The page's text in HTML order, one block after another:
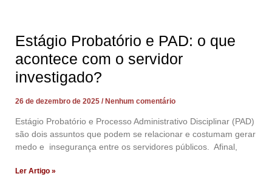
Estágio Probatório e PAD: o que
acontece com o servidor
investigado?
26 de dezembro de 2025 Nenhum comentário
Estágio Probatório e Processo Administrativo Disciplinar (PAD)
são dois assuntos que podem se relacionar e costumam gerar
medo e insegurança entre os servidores públicos. Afinal,
Ler Artigo »